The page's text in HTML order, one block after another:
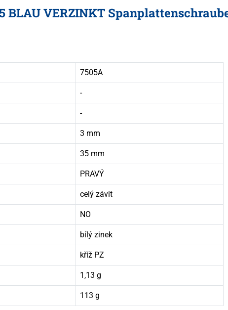
BLAU VERZINKT
7505A
-
-
3 mm
35 mm
PRAVÝ
celý závit
NO
bílý zinek
kříž PZ
1,13 g
113 g